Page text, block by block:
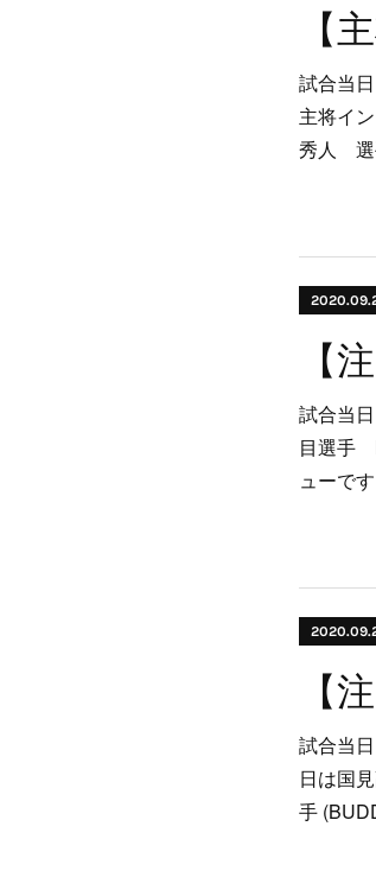
試合当
主将イ
秀人 選
試合当
目選手
ューで
試合当
日は国
手